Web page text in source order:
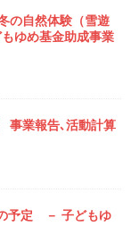
の自然体験（雪遊
ゆめ基金助成事業
事業報告､活動計算
予定 － 子どもゆ